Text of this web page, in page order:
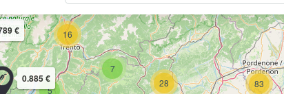
7
83
28
16
5
0.885 €
€